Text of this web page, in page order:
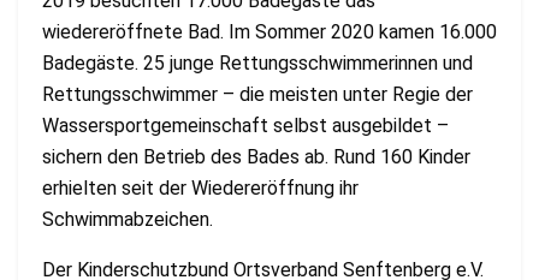
wiedereröffnete Bad. Im Sommer 2020 kamen 16.000
Badegäste. 25 junge Rettungsschwimmerinnen und
Rettungsschwimmer – die meisten unter Regie der
Wassersportgemeinschaft selbst ausgebildet –
sichern den Betrieb des Bades ab. Rund 160 Kinder
erhielten seit der Wiedereröffnung ihr
Schwimmabzeichen.
Der Kinderschutzbund Ortsverband Senftenberg e.V.